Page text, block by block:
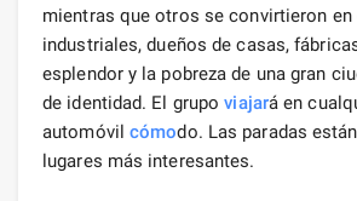
mientras que otros se convirtieron en
industriales, dueños de casas,
esplendor y la pobreza de una gran
de identidad. El grupoviajará en
automóvil cómodo. Las paradas
lugares más interesantes.